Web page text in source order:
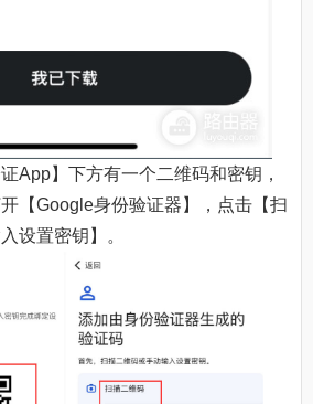
App】下方有一个二维码和密钥，
【Google身份验证器】，点击【扫
设置密钥】。